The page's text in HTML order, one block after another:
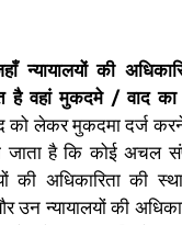
न्यायालयों की
है वहां मुकदमे / वाद का
को लेकर मुकदमा दर्ज
है कि कोई अचल
की अधिकारिता की
उन न्यायालयों की